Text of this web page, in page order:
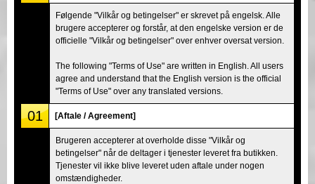
Tokyo Akihabara#2 Tokyo Shibuya
Tokyo Shibuya Annex Tokyo Bay
Tokyo Asakusa Osaka
Okinawa
Følgende "Vilkår og betingelser" er skrevet på engelsk. Alle
brugere accepterer og forstår, at den engelske version er de
officielle "Vilkår og betingelser" over enhver oversat version.
The following "Terms of Use" are written in English. All users
agree and understand that the English version is the official
"Terms of Use" over any translated versions.
01 [Aftale / Agreement]
Brugeren accepterer at overholde disse "Vilkår og
betingelser" når de deltager i tjenester leveret fra butikken.
Tjenester vil ikke blive leveret uden aftale under nogen
omstændigheder.